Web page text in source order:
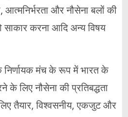
आत्मनिर्भरता और नौसेना बलों की
साकार करना आदि अन्य विषय
मंच के रूप में भारत के
के लिए नौसेना की प्रतिबद्धता
तैयार, विश्वसनीय, एकजुट और